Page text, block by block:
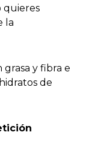
quieres
la
y fibra e
de